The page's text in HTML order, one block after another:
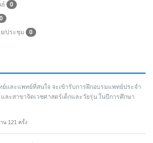
ธ์
0
0
/ประชุม
0
และแพทย์ที่สนใจ จะเข้ารับการฝึกอบรมแพทย์ประจำ
ละสาขาจิตเวชศาสตร์เด็กและวัยรุ่น ในปีการศึกษา
น 121 ครั้ง